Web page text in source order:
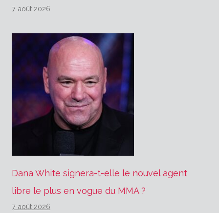
7 août 2026
Dana White signera-t-elle le nouvel agent
libre le plus en vogue du MMA ?
7 août 2026